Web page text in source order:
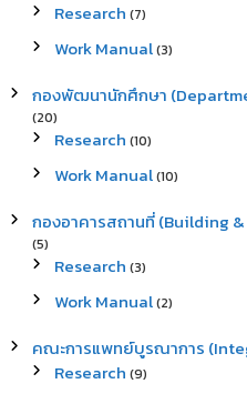
Research (7)
Work Manual(3)
กองพัฒนานักศึกษา
(20)
Research (10)
Work Manual(10)
กองอาคารสถานที่ (Building
(5)
Research (3)
Work Manual(2)
คณะการแพทย์บูรณาการ
Research (9)